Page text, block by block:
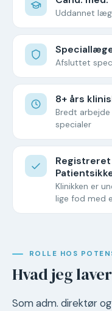
Uddannet
Afsluttet
8+ års
Bredt
specialer
Klinikken er
lige fod med
ROLLE HOS
Hvad jeg
Som adm. direktør